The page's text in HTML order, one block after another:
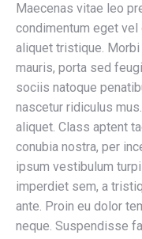
Maecenas vitae leo
condimentum eget vel
aliquet tristique. Morbi
mauris, porta sed
sociis natoque
nascetur ridiculus
aliquet. Class aptent
conubia nostra, per
ipsum vestibulum
imperdiet sem, a
ante. Proin eu dolor
neque. Suspendisse